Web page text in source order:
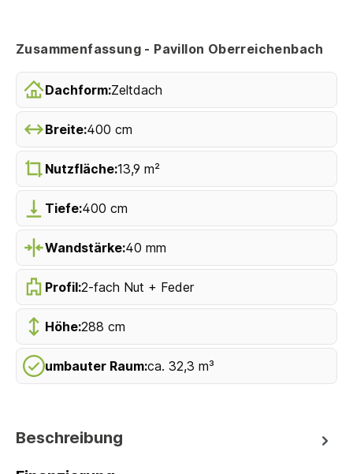
Zusammenfassung - Pavillon Oberreichenbach
Dachform:Zeltdach
Breite:400 cm
Nutzfläche:13,9 m²
Tiefe:400 cm
Wandstärke:40 mm
Profil:2-fach Nut + Feder
Höhe:288 cm
umbauter Raum:ca. 32,3 m³
Beschreibung